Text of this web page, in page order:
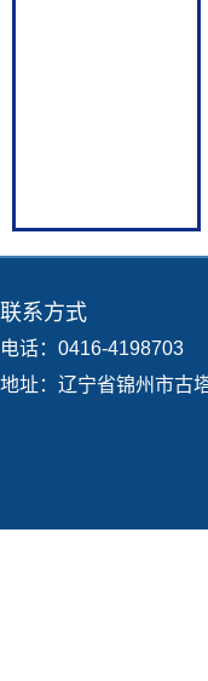
联系方式
电话：0416-4198703
地址：辽宁省锦州市古